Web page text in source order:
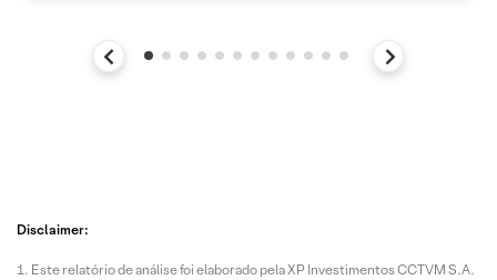
Disclaimer:
Este relatório de análise foi elaborado pela XP Investimentos CCTVM S.A.